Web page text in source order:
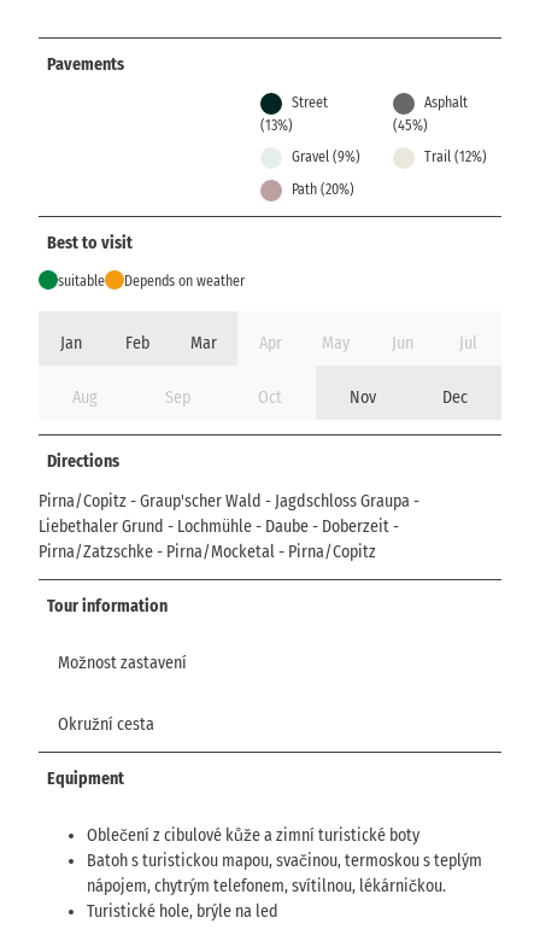
Pavements
Street
(13%)
Asphalt
(45%)
Gravel (9%)
Trail (12%)
Path (20%)
Best to visit
suitable Depends on weather
Jan Feb Mar Apr May Jun Jul
Aug Sep Oct Nov Dec
Directions
Pirna/Copitz - Graup'scher Wald - Jagdschloss Graupa -
Liebethaler Grund - Lochmühle - Daube - Doberzeit -
Pirna/Zatzschke - Pirna/Mocketal - Pirna/Copitz
Tour information
Možnost zastavení
Okružní cesta
Equipment
Oblečení z cibulové kůže a zimní turistické boty
Batoh s turistickou mapou, svačinou, termoskou s teplým
nápojem, chytrým telefonem, svítilnou, lékárničkou.
Turistické hole, brýle na led